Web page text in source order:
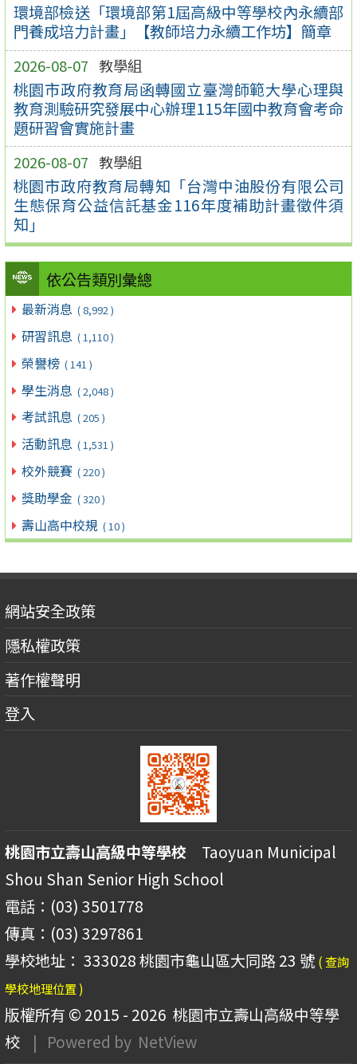
環境部檢送「環境部第1屆高級中等學校內永續部
門養成培力計畫」【教師培力永續工作坊】簡章
2026-08-07 教學組
桃園市政府教育局函轉國立臺灣師範大學心理與
教育測驗研究發展中心辦理115年國中教育會考命
題研習會實施計畫
2026-08-07 教學組
桃園市政府教育局轉知「台灣中油股份有限公司
生態保育公益信託基金116年度補助計畫徵件須
知」
依公告類別彙總
最新消息 ( 8,992 )
研習訊息 ( 1,110 )
榮譽榜 ( 141 )
學生消息 ( 2,048 )
考試訊息 ( 205 )
活動訊息 ( 1,531 )
校外競賽 ( 220 )
獎助學金 ( 320 )
壽山高中校規 ( 10 )
網站安全政策
隱私權政策
著作權聲明
登入
桃園市立壽山高級中等學校 Taoyuan Municipal
Shou Shan Senior High School
電話：(03) 3501778
傳真：(03) 3297861
學校地址： 333028 桃園市龜山區大同路 23 號 ( 查詢
學校地理位置 )
版權所有 © 2015 - 2026 桃園市立壽山高級中等學
校
| Powered by NetView